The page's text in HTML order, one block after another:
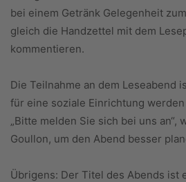
bei einem Getränk Gelegenheit
gleich die Handzettel mit dem
kommentieren.
Die Teilnahme an dem Leseabend
für eine soziale Einrichtung
„Bitte melden Sie sich bei uns an“,
Goullon, um den Abend besser
Übrigens: Der Titel des Abends ist